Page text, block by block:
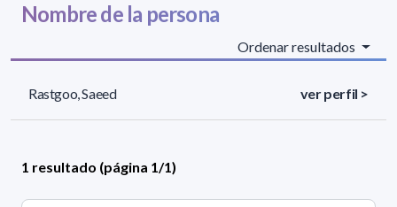
Nombre de la persona
Ordenar resultados
Rastgoo, Saeed ver perfil >
1 resultado (página 1/1)